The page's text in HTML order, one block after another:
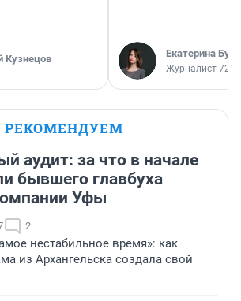
Кузнецов Екатерина
Журналист
РЕКОМЕНДУЕМ
аудит: за что в начале
бывшего главбуха
Уфы
2
нестабильное время»: как
из Архангельска создала свой